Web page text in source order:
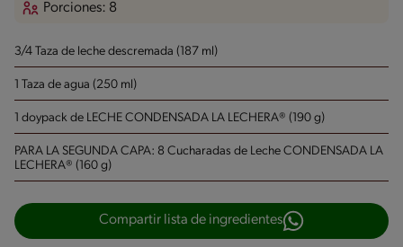
Porciones: 8
3/4 Taza de leche descremada (187 ml)
1 Taza de agua (250 ml)
1 doypack de LECHE CONDENSADA LA LECHERA® (190 g)
PARA LA SEGUNDA CAPA: 8 Cucharadas de Leche CONDENSADA LA
LECHERA® (160 g)
Compartir lista de ingredientes